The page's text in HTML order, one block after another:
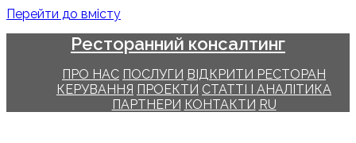
Перейти до вмісту
Ресторанний консалтинг
ПРО НАС ПОСЛУГИ ВІДКРИТИ РЕСТОРАН
КЕРУВАННЯ ПРОЕКТИ СТАТТІ І АНАЛІТИКА
ПАРТНЕРИ КОНТАКТИ RU